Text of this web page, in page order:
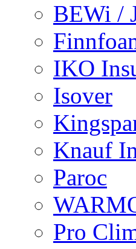
BEWi /
IKO
Isover
Knauf
Paroc
Pro